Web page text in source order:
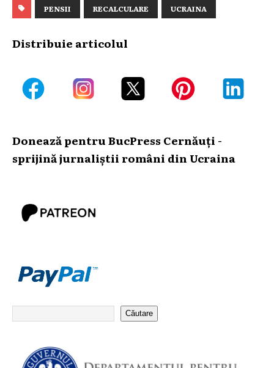
PENSII RECALCULARE UCRAINA
Distribuie articolul
Donează pentru BucPress Cernăuți -
sprijină jurnaliștii români din Ucraina
Căutare